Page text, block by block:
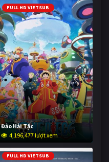
FULL HD VIETSUB
Đảo Hải Tặc
4,196,477 lượt xem
FULL HD VIETSUB